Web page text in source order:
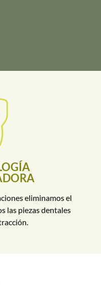
eliminamos el
las piezas dentales